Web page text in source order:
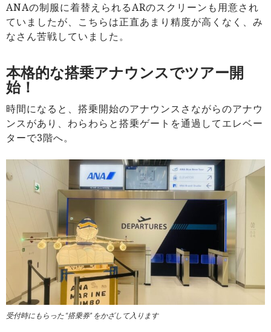
ANAの制服に着替えられるARのスクリーンも用意され
ていましたが、こちらは正直あまり精度が高くなく、み
なさん苦戦していました。
本格的な搭乗アナウンスでツアー開
始！
時間になると、搭乗開始のアナウンスさながらのアナウ
ンスがあり、わらわらと搭乗ゲートを通過してエレベー
ターで3階へ。
受付時にもらった “搭乗券” をかざして入ります